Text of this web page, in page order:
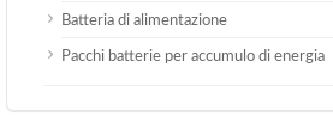
Batteria di alimentazione
Pacchi batterie per accumulo di energia